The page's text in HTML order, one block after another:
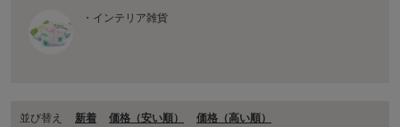
・インテリア雑貨
並び替え 新着 価格（安い順） 価格（⾼い順）